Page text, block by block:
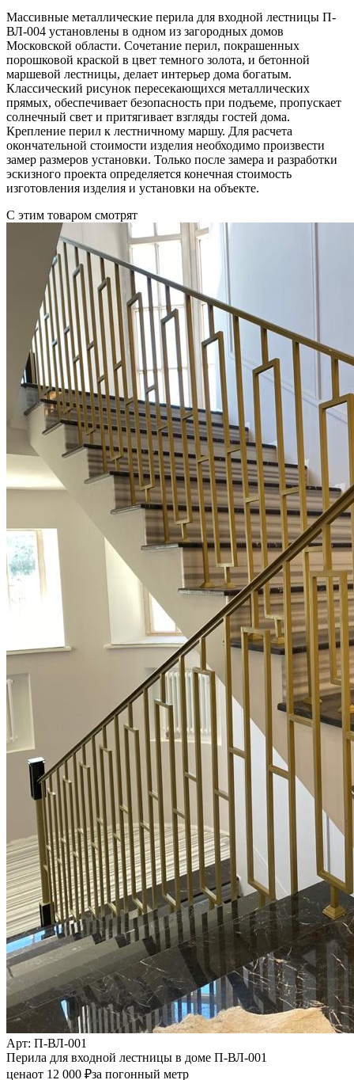
Массивные металлические перила для входной лестницы П-
ВЛ-004 установлены в одном из загородных домов
Московской области. Сочетание перил, покрашенных
порошковой краской в цвет темного золота, и бетонной
маршевой лестницы, делает интерьер дома богатым.
Классический рисунок пересекающихся металлических
прямых, обеспечивает безопасность при подъеме, пропускает
солнечный свет и притягивает взгляды гостей дома.
Крепление перил к лестничному маршу. Для расчета
окончательной стоимости изделия необходимо произвести
замер размеров установки. Только после замера и разработки
эскизного проекта определяется конечная стоимость
изготовления изделия и установки на объекте.
С этим товаром смотрят
Арт: П-ВЛ-001
Перила для входной лестницы в доме П-ВЛ-001
ценаот 12 000 ₽за погонный метр